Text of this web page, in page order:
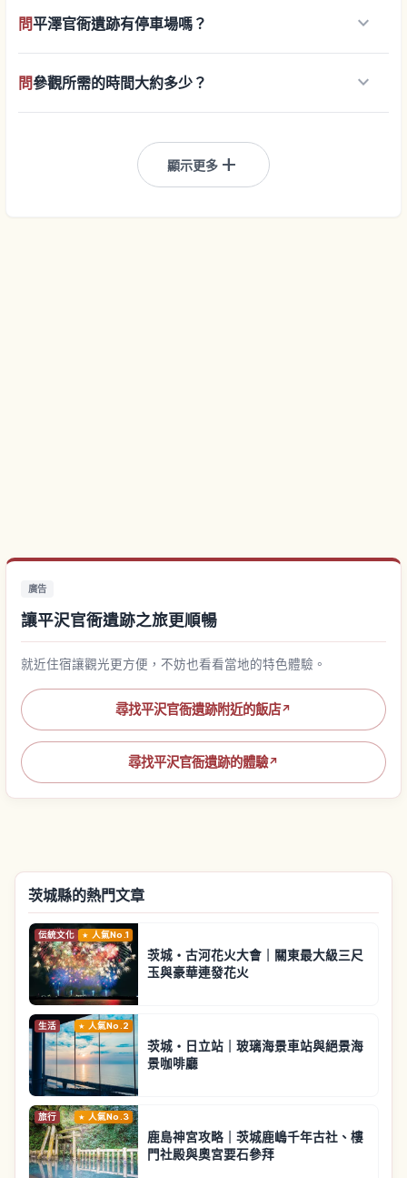
問平澤官衙遺跡有停車場嗎？ keyboard_arrow_down
問參觀所需的時間大約多少？ keyboard_arrow_down
顯示更多 add
廣告
讓平沢官衙遺跡之旅更順暢
就近住宿讓觀光更方便，不妨也看看當地的特色體驗。
尋找平沢官衙遺跡附近的飯店↗
尋找平沢官衙遺跡的體驗↗
茨城縣的熱門文章
伝統文化 人氣No.1
茨城・古河花火大會｜關東最大級三尺
玉與豪華連發花火
生活 人氣No.2
茨城・日立站｜玻璃海景車站與絕景海
景咖啡廳
旅行 人氣No.3
鹿島神宮攻略｜茨城鹿嶋千年古社、樓
門社殿與奧宮要石參拜